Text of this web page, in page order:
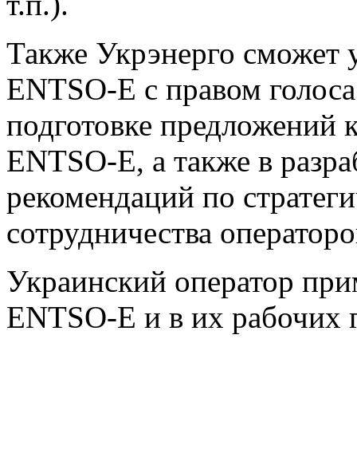
Также Укрэнерго сможет
ENTSO-E с правом
подготовке предложений
ENTSO-E, а также в
рекомендаций по
сотрудничества
Украинский оператор
ENTSO-E и в их рабочих